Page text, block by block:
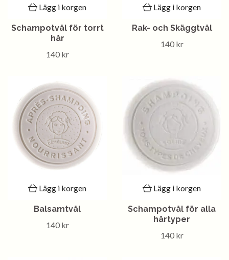
Lägg i korgen
Schampotvål för torrt
hår
140 kr
Lägg i korgen
Rak- och Skäggtvål
140 kr
Lägg i korgen
Balsamtvål
140 kr
Lägg i korgen
Schampotvål för alla
hårtyper
140 kr